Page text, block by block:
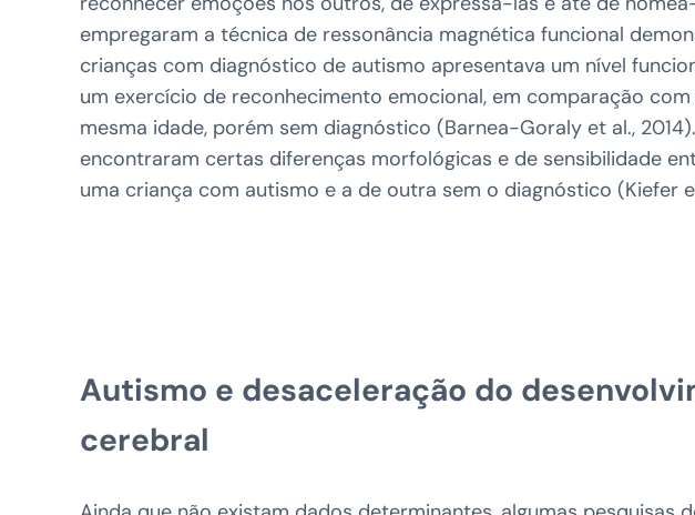
empregaram a técnica de ressonância magnética funcional
crianças com diagnóstico de autismo apresentava um nível
um exercício de reconhecimento emocional, em comparação
mesma idade, porém sem diagnóstico (Barnea-Goraly et al.,
encontraram certas diferenças morfológicas e de sensibilidade
uma criança com autismo e a de outra sem o diagnóstico (Kiefer
Autismo e desaceleração do
cerebral